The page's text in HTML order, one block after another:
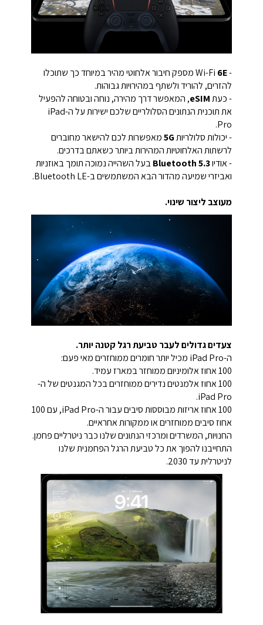
- Wi-Fi
6E
מספק חיבור אלחוטי מהיר במיוחד כך שתוכלו
להזרים, להוריד ולשתף במהירויות גבוהות.
- כעתeSIM, המאפשר דרך מהירה, נוחה ובטוחה להפעיל
את תוכנית הנתונים הסלולריים שלכם ישירות על ה-iPad
Pro.
- יכולות סלולריות5Gמאפשרות לכם להישאר מחוברים
לרשתות האלחוטיות המהירות ביותר כשאתם בדרכים.
- אודיוBluetooth 5.3בעל השהייה נמוכה תומך באוזניות
ואביזרי שמיעה מהדור הבא המשתמשים ב-Bluetooth LE.
מעוצב ליצור שינוי.
צעדים גדולים לעבר טביעת רגל קטנה יותר.
ה-iPad Pro מכיל יותר חומרים ממוחזרים מאי פעם:
100 אחוז אלומיניום ממוחזר במארז עמיד.
100 אחוז אלמנטים נדירים ממוחזרים בכל המגנטים של ה-
iPad Pro.
100 אחוז אריזות מבוססות סיבים עבור ה-iPad Pro, עם 100
אחוז סיבים ממוחזרים או ממקורות אחראיים.
החנויות, המשרדים ומרכזי הנתונים שלנו כבר ניטרליים פחמן.
התחייבנו להפוך את כל טביעת הרגל הפחמנית שלנו
לניטרלית עד 2030.